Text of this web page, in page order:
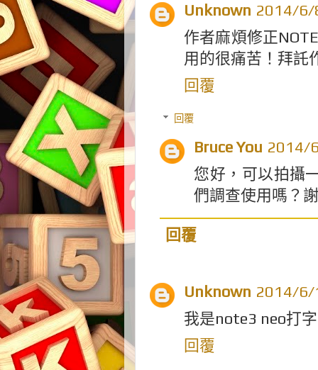
Unknown 2014/6/
作者麻煩修正
用的很痛苦！拜託
回覆
回覆
Bruce You 2014/
您好，可以拍攝
們調查使用嗎？
回覆
Unknown 2014/6/
我是note3 neo打
回覆